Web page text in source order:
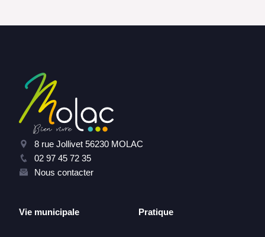
8 rue Jollivet 56230 MOLAC
02 97 45 72 35
Nous contacter
Vie municipale Pratique